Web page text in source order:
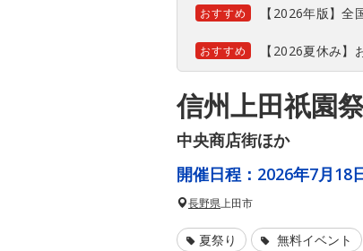
おすすめ 【2026年版】
おすすめ 【2026夏休み
信州上田祇園
中央商店街ほか
開催日程： 2026年7月18
長野県上田市
夏祭り 無料イベント